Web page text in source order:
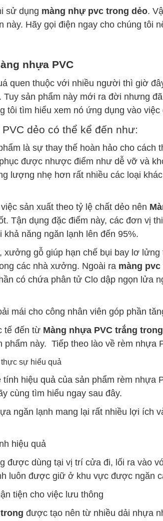
sử dụng màng nhự pvc trong dẻo.
này. Hãy gọi điện ngay cho chúng tôi
nhựa PVC
quen thuộc với nhiều người thì giờ
sản phẩm này mới ra đời nhưng
tôi tìm hiểu xem nó ứng dụng vào
dẻo có thể kể đến như:
là sự thay thế hoàn hảo cho cách
được nhược điểm như dễ vỡ và
lượng nhẹ hơn rất nhiều các loại
sản xuất theo tỷ lệ chất dẻo nên
Tận dụng đặc điểm này, các đơn vị
năng ngăn lạnh lên đến 95%.
gỗ giúp hạn chế bụi bay lơ lửng
các nhà xưởng. Ngoài ra màng pvc
có chứa phân tử Clo dập ngọn lửa
mái cho công nhân viên góp phần
tế đến từ Màng nhựa PVC trắng trong
phẩm này. Tiếp theo lào về rèm nhựa
sự hiểu quả
hiệu quả của sản phẩm rèm nhựa
cùng tìm hiểu ngay sau đây.
ngăn lạnh mang lại rất nhiều lợi ích
hiệu quả
được dùng tại vị trí cửa đi, lối ra vào
luôn được giữ ở khu vực được ngăn
tiện cho việc lưu thông
được tạo nên từ nhiều dải nhựa